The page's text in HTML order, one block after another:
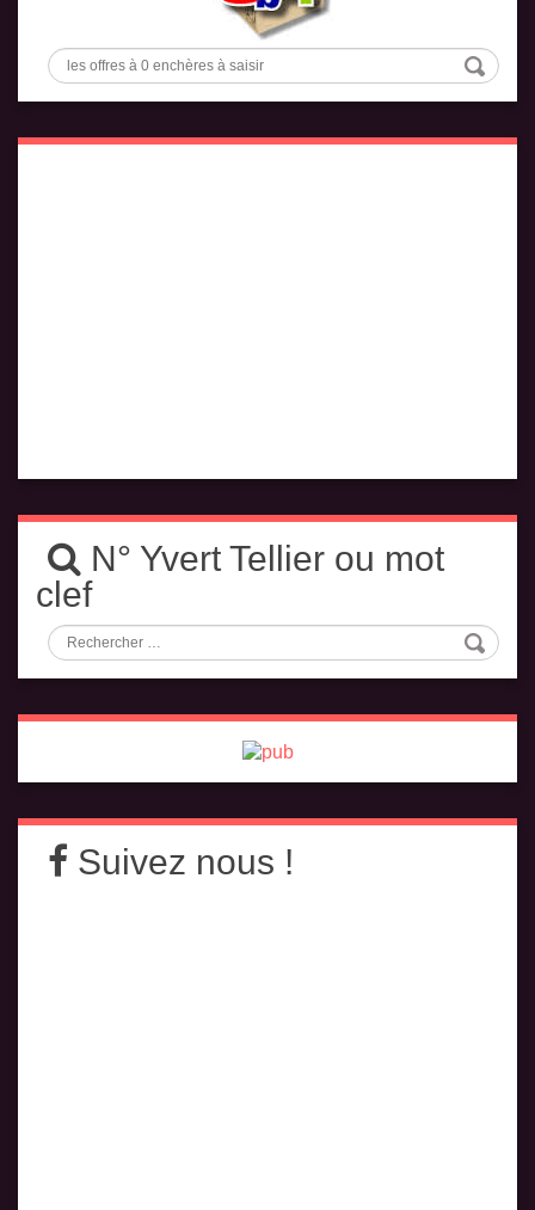
N° Yvert Tellier ou mot
clef
Suivez nous !